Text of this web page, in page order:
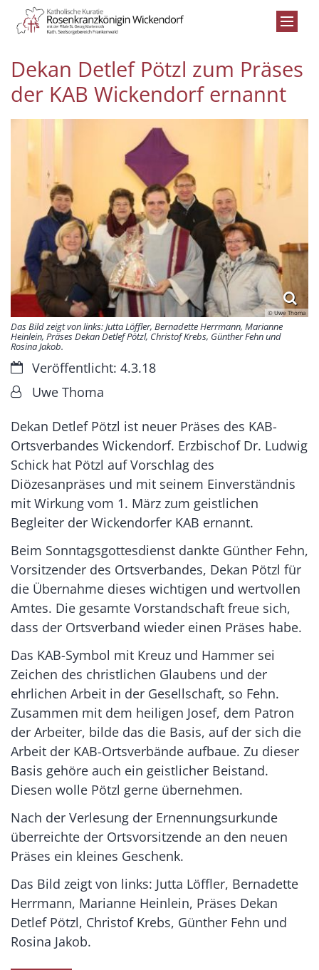
Zum Inhalt springen
Dekan Detlef Pötzl zum Präses
der KAB Wickendorf ernannt
© Uwe Thoma
Das Bild zeigt von links: Jutta Löffler, Bernadette Herrmann, Marianne
Heinlein, Präses Dekan Detlef Pötzl, Christof Krebs, Günther Fehn und
Rosina Jakob.
Datum:Veröffentlicht: 4.3.18
Von:Uwe Thoma
Dekan Detlef Pötzl ist neuer Präses des KAB-
Ortsverbandes Wickendorf. Erzbischof Dr. Ludwig
Schick hat Pötzl auf Vorschlag des
Diözesanpräses und mit seinem Einverständnis
mit Wirkung vom 1. März zum geistlichen
Begleiter der Wickendorfer KAB ernannt.
Beim Sonntagsgottesdienst dankte Günther Fehn,
Vorsitzender des Ortsverbandes, Dekan Pötzl für
die Übernahme dieses wichtigen und wertvollen
Amtes. Die gesamte Vorstandschaft freue sich,
dass der Ortsverband wieder einen Präses habe.
Das KAB-Symbol mit Kreuz und Hammer sei
Zeichen des christlichen Glaubens und der
ehrlichen Arbeit in der Gesellschaft, so Fehn.
Zusammen mit dem heiligen Josef, dem Patron
der Arbeiter, bilde das die Basis, auf der sich die
Arbeit der KAB-Ortsverbände aufbaue. Zu dieser
Basis gehöre auch ein geistlicher Beistand.
Diesen wolle Pötzl gerne übernehmen.
Nach der Verlesung der Ernennungsurkunde
überreichte der Ortsvorsitzende an den neuen
Präses ein kleines Geschenk.
Das Bild zeigt von links: Jutta Löffler, Bernadette
Herrmann, Marianne Heinlein, Präses Dekan
Detlef Pötzl, Christof Krebs, Günther Fehn und
Rosina Jakob.